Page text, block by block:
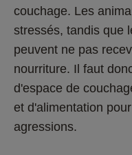
couchage. Les
stressés, tandis que
peuvent ne pas
nourriture. Il faut
d'espace de
et d'alimentation
agressions.